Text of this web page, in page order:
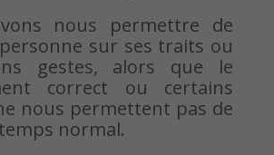
nous permettre de
sur ses traits ou
gestes, alors que le
correct ou certains
nous permettent pas de
normal.